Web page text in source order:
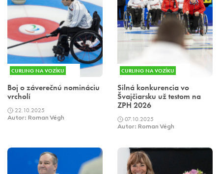
CURLING NA VOZÍKU
Boj o záverečnú nomináciu
vrcholí
22.10.2025
Autor: Roman Végh
CURLING NA VOZÍKU
Silná konkurencia vo
Švajčiarsku už testom na
ZPH 2026
07.10.2025
Autor: Roman Végh